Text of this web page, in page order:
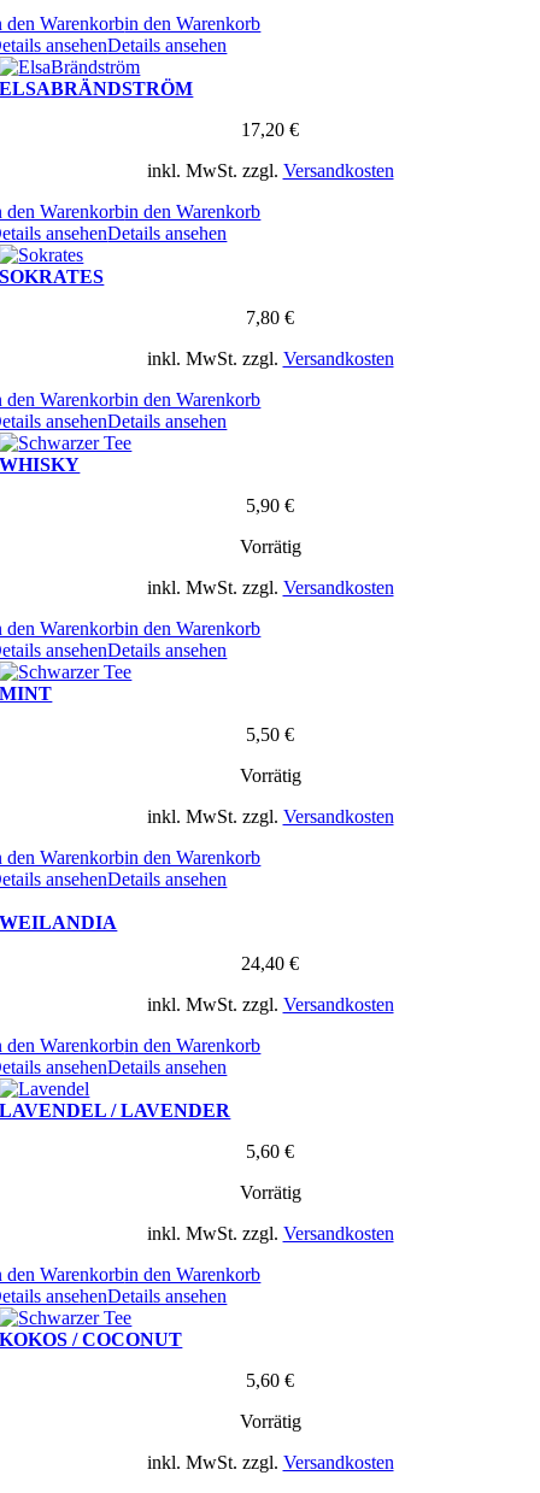
den Warenkorbin den Warenkorb
ansehenDetails ansehen
ELSABRÄNDSTRÖM
17,20 €
inkl. MwSt. zzgl. Versandkosten
den Warenkorbin den Warenkorb
ansehenDetails ansehen
SOKRATES
7,80 €
inkl. MwSt. zzgl. Versandkosten
den Warenkorbin den Warenkorb
ansehenDetails ansehen
WHISKY
5,90 €
Vorrätig
inkl. MwSt. zzgl. Versandkosten
den Warenkorbin den Warenkorb
ansehenDetails ansehen
MINT
5,50 €
Vorrätig
inkl. MwSt. zzgl. Versandkosten
den Warenkorbin den Warenkorb
ansehenDetails ansehen
WEILANDIA
24,40 €
inkl. MwSt. zzgl. Versandkosten
den Warenkorbin den Warenkorb
ansehenDetails ansehen
LAVENDEL / LAVENDER
5,60 €
Vorrätig
inkl. MwSt. zzgl. Versandkosten
den Warenkorbin den Warenkorb
ansehenDetails ansehen
KOKOS / COCONUT
5,60 €
Vorrätig
inkl. MwSt. zzgl. Versandkosten